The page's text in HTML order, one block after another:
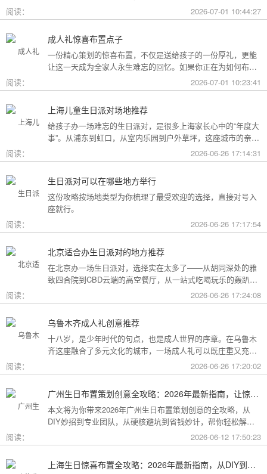
用构成参考，你可以看看哪种更贴合自己的情况。
阅读： 2026-07-01 10:44:27
成人礼惊喜布置点子
一份精心策划的惊喜布置，不仅是送给孩子的一份厚礼，更能
让这一天成为全家人永生难忘的回忆。如果你正在为如何布置
而头疼，不妨收下这份成人礼惊喜布置全攻略，从主题风格到
细节创意，帮你打造一场仪式感爆棚的成年盛典。
阅读： 2026-07-01 10:23:41
上海儿童生日派对场地推荐
给孩子办一场难忘的生日派对，是很多上海家长心中的“年度大
事”。从浦东到虹口，从室内乐园到户外草坪，这座城市的亲子
友好型场地选择越来越丰富。不过场地多了，选择也成了难
题。这份攻略按类型为你盘点了上海热门的儿童生日派对场
阅读： 2026-06-26 17:14:31
生日派对可以在哪些地方举行
这份攻略按场地类型为你梳理了最受欢迎的选择，直接对号入
座就行。
阅读：
2026-06-26 17:17:54
北京适合办生日派对的地方推荐
在北京办一场生日派对，选择实在太多了——从胡同深处的雅
致四合院到CBD云端的高空餐厅，从一站式吃喝玩乐的轰趴别
墅到充满野趣的京郊草坪。为了让你快速找到最心仪的那一
个，我把不同类型的场地分好了类，直接对号入座就行。
阅读： 2026-06-26 17:24:08
乌鲁木齐成人礼创意推荐
十八岁，是少年时代的句点，也是成人世界的序章。在乌鲁木
齐这座融合了多元文化的城市，一场成人礼可以既庄重又充满
创意。这份攻略为你梳理了从传统仪式到现代派对的多种可
能，希望能帮你找到最独特的那一种。
阅读： 2026-06-26 17:20:02
广州生日布置策划创意全攻略：2026年最新指南，让惊喜成为最难忘的记忆
本文将为你带来2026年广州生日布置策划创意的全攻略，从
DIY妙招到专业团队，从硬核避坑到省钱妙计，帮你轻松解锁
阅读： 2026-06-12 17:50:23
上海生日惊喜布置全攻略：2026年最新指南，从DIY到专业策划一站搞定